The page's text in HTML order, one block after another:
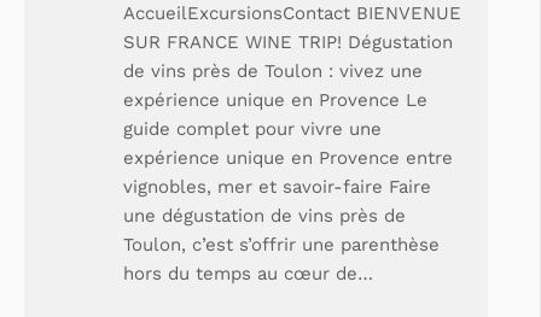
AccueilExcursionsContact BIENVENUE
SUR FRANCE WINE TRIP! Dégustation
de vins près de Toulon : vivez une
expérience unique en Provence Le
guide complet pour vivre une
expérience unique en Provence entre
vignobles, mer et savoir-faire Faire
une dégustation de vins près de
Toulon, c’est s’offrir une parenthèse
hors du temps au cœur de…